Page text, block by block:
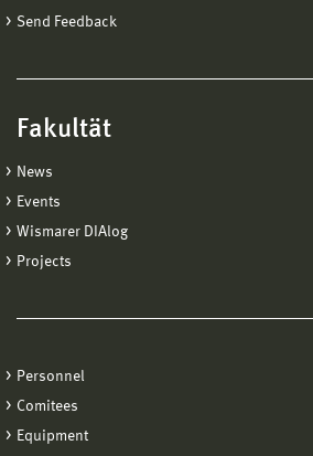
Send Feedback
Fakultät
News
Events
Wismarer DIAlog
Projects
Personnel
Comitees
Equipment